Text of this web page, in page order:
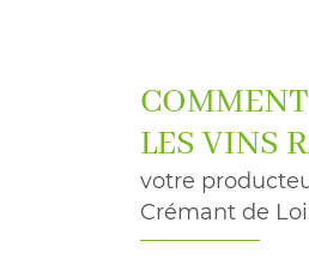
LES VINS
votre
Crémant de